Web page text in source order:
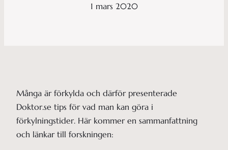
1 mars 2020
Många är förkylda och därför presenterade
Doktor.se tips för vad man kan göra i
förkylningstider. Här kommer en sammanfattning
och länkar till forskningen: